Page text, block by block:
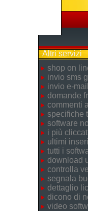
Altri servizi
shop on
invio sms
invio e-
domande
commenti
specifiche
software
i più
ultimi
tutti i
download
controlla
segnala
dettaglio
dicono di
video